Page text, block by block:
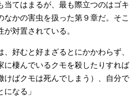
当てはまるが、最も際立つのはゴキ
なかの害虫を扱った第９章だ。そこ
対置されている。
、好むと好まざるとにかかわらず、
に棲んでいるクモを殺したりすれば
けばクモは死んでしまう）、自分で
なる」